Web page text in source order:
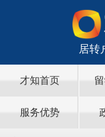
居转
才知首页
服务优势